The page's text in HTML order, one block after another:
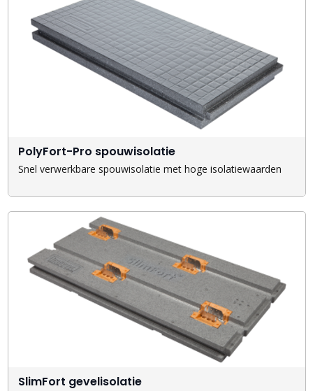
PolyFort-Pro spouwisolatie
Snel verwerkbare spouwisolatie met hoge isolatiewaarden
SlimFort gevelisolatie